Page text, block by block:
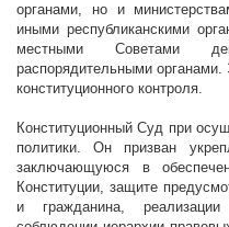
органами, но и
иными республиканскими
местными Советами
распорядительными
конституционного контроля.
Конституционный Суд при
политики. Он призван
заключающуюся в
Конституции, защите
и гражданина,